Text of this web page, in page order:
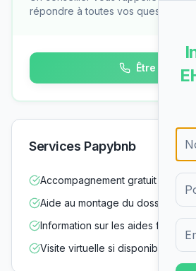
répondre à toutes vos questions
Être rappelé
Services Papybnb
Accompagnement gratuit dans
Aide au montage du dossier
Information sur les aides
Visite virtuelle si disponible